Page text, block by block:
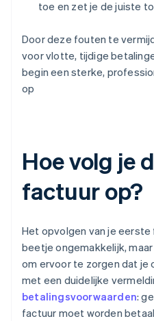
toe en zet je de juiste
Door deze fouten te
voor vlotte, tijdige
begin een sterke,
op
Hoe volg je
factuur op?
Het opvolgen van je
beetje ongemakkelijk,
om ervoor te zorgen dat je
met een duidelijke
betalingsvoorwaarden:
factuur moet worden